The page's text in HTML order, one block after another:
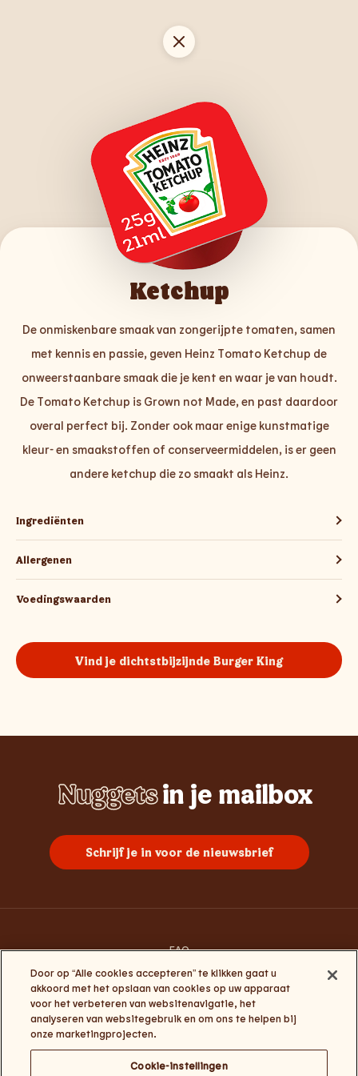
Ketchup
De onmiskenbare smaak van zongerijpte tomaten, samen
met kennis en passie, geven Heinz Tomato Ketchup de
onweerstaanbare smaak die je kent en waar je van houdt.
De Tomato Ketchup is Grown not Made, en past daardoor
overal perfect bij. Zonder ook maar enige kunstmatige
kleur- en smaakstoffen of conserveermiddelen, is er geen
andere ketchup die zo smaakt als Heinz.
Ingrediënten
Allergenen
Voedingswaarden
Vind je dichtstbijzijnde Burger King
Whopper
Nuggets
Frietjes
Burgers
Chicken
Sundae
in je mailbox
Schrijf je in voor de nieuwsbrief
FAQ
Algemene gebruiksvoorwaarden
Privacy en cookies
Algemene voorwaarden Click&Collect en My Burger King
Cookie-instellingen
Door op “Alle cookies accepteren” te klikken gaat u
akkoord met het opslaan van cookies op uw apparaat
voor het verbeteren van websitenavigatie, het
analyseren van websitegebruik en om ons te helpen bij
onze marketingprojecten.
Cookie-instellingen